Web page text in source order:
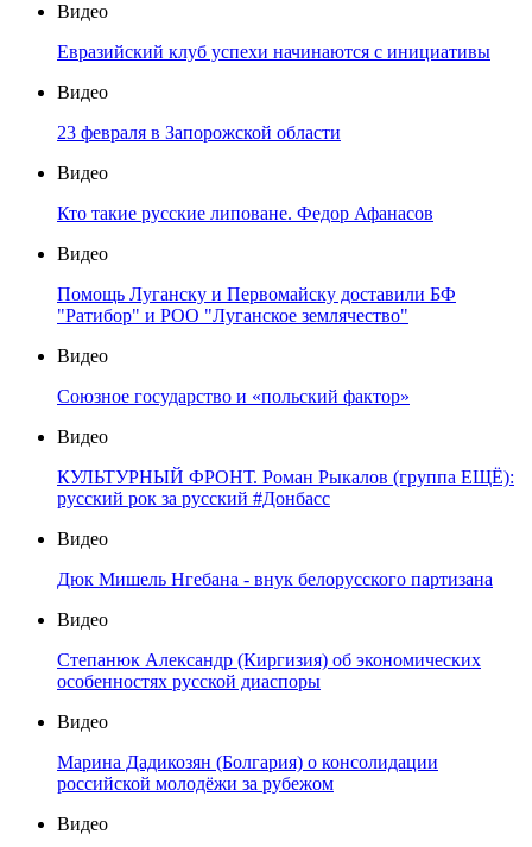
Видео
Евразийский клуб успехи начинаются с инициативы
Видео
23 февраля в Запорожской области
Видео
Кто такие русские липоване. Федор Афанасов
Видео
Помощь Луганску и Первомайску доставили БФ
"Ратибор" и РОО "Луганское землячество"
Видео
Союзное государство и «польский фактор»
Видео
КУЛЬТУРНЫЙ ФРОНТ. Роман Рыкалов (группа ЕЩЁ):
русский рок за русский #Донбасс
Видео
Дюк Мишель Нгебана - внук белорусского партизана
Видео
Степанюк Александр (Киргизия) об экономических
особенностях русской диаспоры
Видео
Марина Дадикозян (Болгария) о консолидации
российской молодёжи за рубежом
Видео